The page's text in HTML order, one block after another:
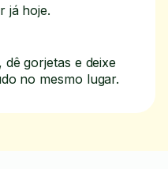
já hoje.
gorjetas e deixe
no mesmo lugar.